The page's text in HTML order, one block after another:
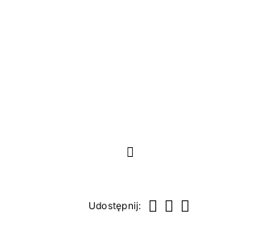
Następny
Udostępnij: